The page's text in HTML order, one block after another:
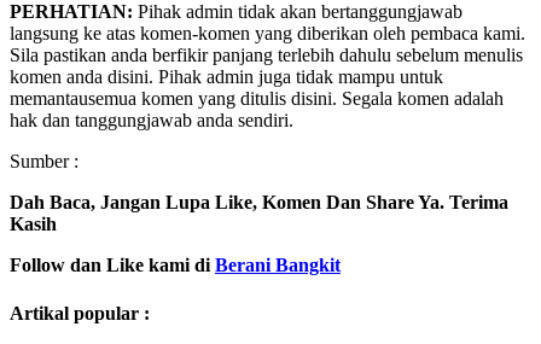
PERHATIAN: Pihak admin tidak akan bertanggungjawab
langsung ke atas komen-komen yang diberikan oleh pembaca kami.
Sila pastikan anda berfikir panjang terlebih dahulu sebelum menulis
komen anda disini. Pihak admin juga tidak mampu untuk
memantausemua komen yang ditulis disini. Segala komen adalah
hak dan tanggungjawab anda sendiri.
Sumber :
Dah Baca, Jangan Lupa Like, Komen Dan Share Ya. Terima
Kasih
Follow dan Like kami di Berani Bangkit
Artikal popular :